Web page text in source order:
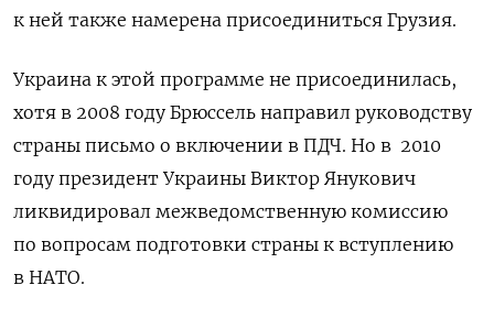
к ней также намерена присоединиться Грузия.
Украина к этой программе не присоединилась,
хотя в 2008 году Брюссель направил руководству
страны письмо о включении в ПДЧ. Но в 2010
году президент Украины Виктор Янукович
ликвидировал межведомственную комиссию
по вопросам подготовки страны к вступлению
в НАТО.